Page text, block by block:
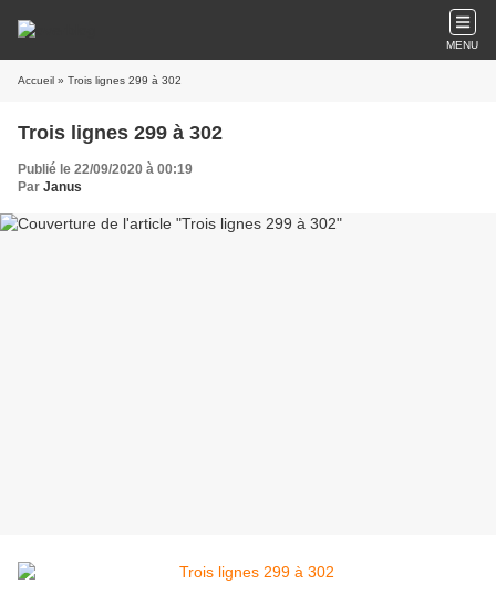
MENU
Accueil » Trois lignes 299 à 302
Trois lignes 299 à 302
Publié le 22/09/2020 à 00:19
Par Janus